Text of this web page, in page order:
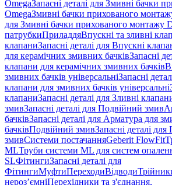
OmegaЗапасні деталі для Змивні бачки
OmegaЗмивні бачки прихованого
для Змивні бачки прихованого монтажу
патрубкиПриладдяВпускні та зливні
клапаниЗапасні деталі для Впускні
для керамічних змивних бачківЗапасні
клапани для керамічних змивних бачків
змивних бачків універсальніЗапасні
клапани для змивних бачків універсальні
клапаниЗапасні деталі для Зливні
змивЗапасні деталі для Подвійний змив
бачкiвЗапасні деталі для Арматура для
бачкiвПодвійний змивЗапасні деталі
змивСистеми постачанняGeberit FlowFit
MLТруби системи ML для систем
SLФітингиЗапасні деталі для
ФітингиМуфтиПереходиВідводи
нероз’ємніПерехідники та з'єднання,